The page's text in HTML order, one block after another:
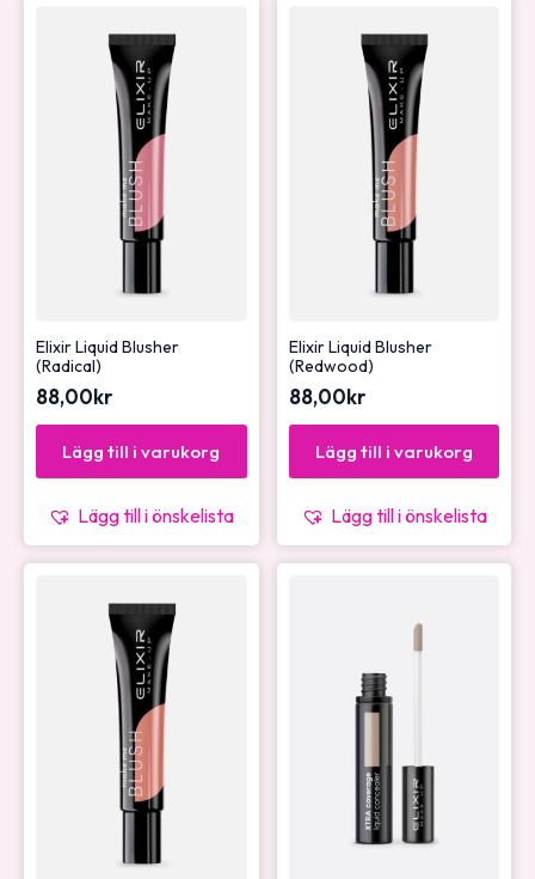
Elixir Liquid Blusher
(Radical)
88,00kr
Lägg till i varukorg
Lägg till i önskelista
Elixir Liquid Blusher
(Redwood)
88,00kr
Lägg till i varukorg
Lägg till i önskelista